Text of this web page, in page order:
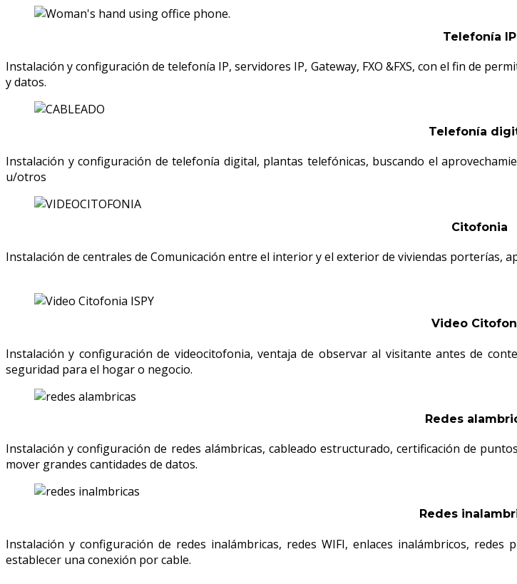
Telefonía IP
Instalación y configuración de telefonía IP, servidores IP, Gateway, FXO &FXS, con el fin de
y datos.
Telefonía
Instalación y configuración de telefonía digital, plantas telefónicas, buscando el
u/otros
Citofonia
Instalación de centrales de Comunicación entre el interior y el exterior de viviendas porterías,
Video
Instalación y configuración de videocitofonia, ventaja de observar al visitante antes de
seguridad para el hogar o negocio.
Redes
Instalación y configuración de redes alámbricas, cableado estructurado, certificación de
mover grandes cantidades de datos.
Redes
Instalación y configuración de redes inalámbricas, redes WIFI, enlaces inalámbricos,
establecer una conexión por cable.